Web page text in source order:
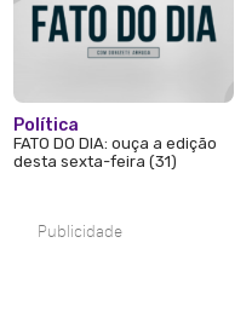
Política
FATO DO DIA: ouça a edição
desta sexta-feira (31)
Publicidade